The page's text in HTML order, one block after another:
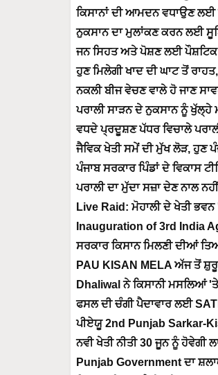
ਕਿਸਾਨਾਂ ਦੀ ਆਮਦਨ ਵਧਾਉਣ
ਨੁਕਸਾਨ ਦਾ ਮੁਲਾਂਕਣ ਕਰਨ ਲਈ
ਜਨ ਸਿਹਤ ਅਤੇ ਪੋਸ਼ਣ ਲਈ ਪੌਸ਼ਟਿਕ
ਹੁਣ ਮਿਲੇਗੀ ਖਾਦ ਦੀ ਘਾਟ ਤੋਂ
ਨਕਲੀ ਬੀਜ ਵੇਚਣ ਵਾਲੇ ਹੋ ਜਾਣ
ਪਰਾਲੀ ਸਾੜਨ ਦੇ ਨੁਕਸਾਨ ਨੂੰ ਖੁੱਲ੍ਹੇ
ਵਧਦੇ ਪ੍ਰਦੂਸ਼ਣ ਪੱਧਰ ਵਿਚਾਲੇ
ਜੈਵਿਕ ਖੇਤੀ ਸਮੇਂ ਦੀ ਮੁੱਖ ਲੋੜ, ਹੁਣ
ਪੰਜਾਬ ਸਰਕਾਰ ਪਿੰਡਾਂ ਦੇ ਵਿਕਾਸ
ਪਰਾਲੀ ਦਾ ਮੁੱਦਾ ਸਜ਼ਾ ਦੇਣ ਨਾਲ
Live Raid: ਮੋਹਾਲੀ ਦੇ ਖੇਤੀ
Inauguration of 3rd India
ਸਰਕਾਰ ਕਿਸਾਨ ਮਿਲਣੀ ਦੀਆਂ
PAU KISAN MELA ਅੱਜ ਤੋਂ
Dhaliwal ਨੇ ਕਿਸਾਨੀ ਮਸਲਿਆਂ
ਫਸਲ ਦੀ ਚੰਗੀ ਪੈਦਾਵਾਰ ਲਈ
ਪੀਏਯੂ 2nd Punjab Sarkar-
ਨਵੀ ਖੇਤੀ ਨੀਤੀ 30 ਜੂਨ ਨੂੰ ਹੋਵੇਗੀ
Punjab Government ਦਾ